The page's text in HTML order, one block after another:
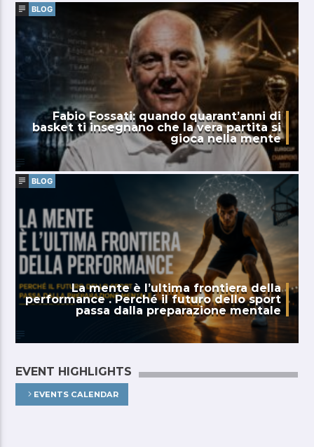
BLOG
Fabio Fossati: quando quarant’anni di
basket ti insegnano che la vera partita si
gioca nella mente
BLOG
La mente è l’ultima frontiera della
performance . Perché il futuro dello sport
passa dalla preparazione mentale
EVENT HIGHLIGHTS
EVENTS CALENDAR